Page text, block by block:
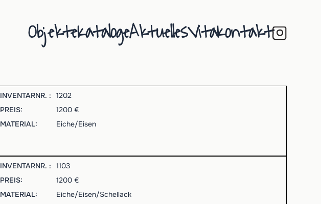
ObjekteKatalogeAktuellesVitaKontakt
INVENTARNR. :
1202
PREIS:
1200 €
MATERIAL: Eiche/Eisen
INVENTARNR. :
1103
PREIS:
1200 €
MATERIAL: Eiche/Eisen/Schellack